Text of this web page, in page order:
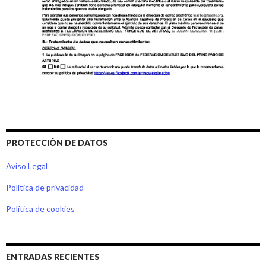
PROTECCIÓN DE DATOS
Aviso Legal
Política de privacidad
Política de cookies
ENTRADAS RECIENTES